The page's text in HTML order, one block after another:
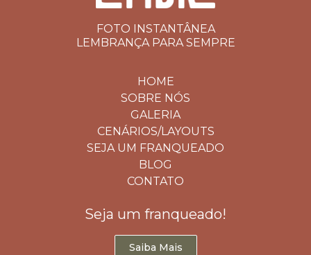
FOTO INSTANTÂNEA
LEMBRANÇA PARA SEMPRE
HOME
SOBRE NÓS
GALERIA
CENÁRIOS/LAYOUTS
SEJA UM FRANQUEADO
BLOG
CONTATO
Seja um franqueado!
Saiba Mais